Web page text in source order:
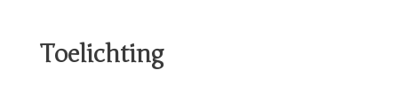
Toelichting